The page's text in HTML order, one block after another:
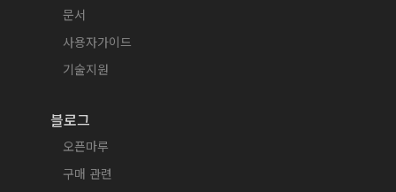
문서
사용자가이드
기술지원
블로그
오픈마루
구매 관련